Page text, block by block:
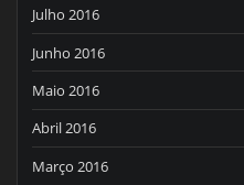
Julho 2016
Junho 2016
Maio 2016
Abril 2016
Março 2016